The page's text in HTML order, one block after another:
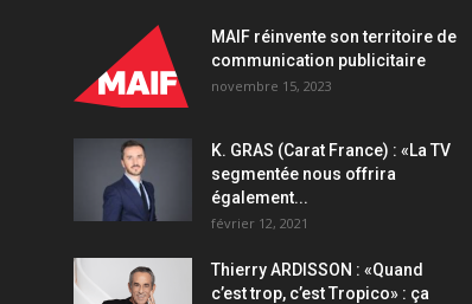
déconfinement
MAIF réinvente son territoire de
communication publicitaire
novembre 15, 2023
K. GRAS (Carat France) : «La TV
segmentée nous offrira
également...
février 12, 2021
Thierry ARDISSON : «Quand
c’est trop, c’est Tropico» : ça